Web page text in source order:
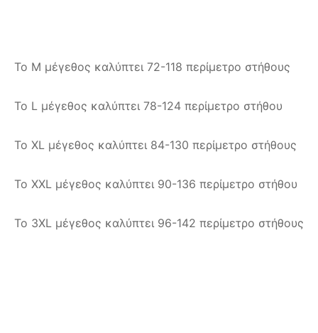
Το M μέγεθος καλύπτει 72-118 περίμετρο στήθους
Το L μέγεθος καλύπτει 78-124 περίμετρο στήθου
Το XL μέγεθος καλύπτει 84-130 περίμετρο στήθους
Το XXL μέγεθος καλύπτει 90-136 περίμετρο στήθου
Το 3XL μέγεθος καλύπτει 96-142 περίμετρο στήθους